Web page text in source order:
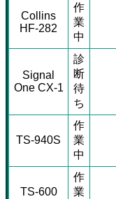
Collins
HF-282
作
業
中
Signal
One CX-1
診
断
待
ち
TS-940S
作
業
中
TS-600
作
業